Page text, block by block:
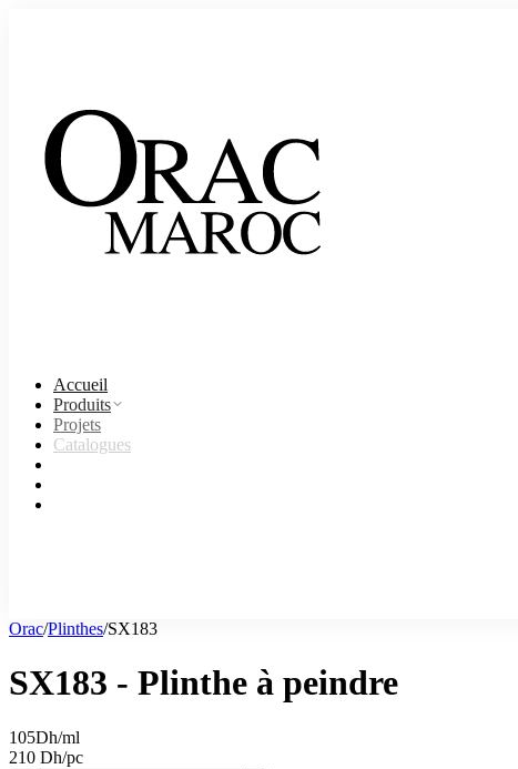
Accueil
Produits
Projets
Catalogues
Orac/Plinthes/SX183
SX183 - Plinthe à peindre
105Dh/ml
210 Dh/pc